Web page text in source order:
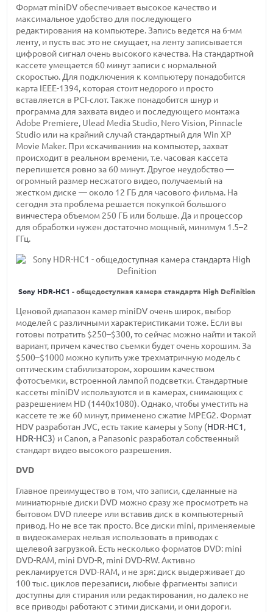
Формат miniDV обеспечивает высокое качество и
максимальное удобство для последующего
редактирования на компьютере. Запись ведется на 6-мм
ленту, и пусть вас это не смущает, на ленту записывается
цифровой сигнал очень высокого качества. На стандартной
кассете умещается 60 минут записи с нормальной
скоростью. Для подключения к компьютеру понадобится
карта IEEE-1394, которая стоит недорого и просто
вставляется в PCI-слот. Также понадобится шнур и
программа для захвата видео и последующего монтажа
Adobe Premiere, Ulead Media Studio, Nero Vision, Pinnacle
Studio или на крайний случай стандартный для Win XP
Movie Maker. При «скачивании» на компьютер, захват
происходит в реальном времени, т.е. часовая кассета
перепишется ровно за 60 минут. Другое неудобство —
огромный размер несжатого видео, получаемый на
жестком диске — около 12 ГБ для часового фильма. На
сегодня эта проблема решается покупкой большого
винчестера объемом 250 ГБ или больше. Да и процессор
для обработки нужен достаточно мощный, минимум 1.5–2
ГГц.
Sony HDR-HC1 - общедоступная камера стандарта High Definition
Ценовой диапазон камер miniDV очень широк, выбор
моделей с различными характеристиками тоже. Если вы
готовы потратить $250–$300, то сейчас можно найти и такой
вариант, причем качество съемки будет очень хорошим. За
$500–$1000 можно купить уже трехматричную модель с
оптическим стабилизатором, хорошим качеством
фотосъемки, встроенной лампой подсветки. Стандартные
кассеты miniDV используются и в камерах, снимающих с
разрешением HD (1440x1080). Однако, чтобы уместить на
кассете те же 60 минут, применено сжатие MPEG2. Формат
HDV разработан JVC, есть такие камеры у Sony (HDR-HC1,
HDR-HC3) и Canon, а Panasonic разработал собственный
стандарт видео высокого разрешения.
DVD
Главное преимущество в том, что записи, сделанные на
миниатюрные диски DVD можно сразу же просмотреть на
бытовом DVD плеере или вставив диск в компьютерный
привод. Но не все так просто. Все диски mini, применяемые
в видеокамерах нельзя использовать в приводах с
щелевой загрузкой. Есть несколько форматов DVD: mini
DVD-RAM, mini DVD-R, mini DVD-RW. Активно
рекламируется DVD-RAM, и не зря: диск выдерживает до
100 тыс. циклов перезаписи, любые фрагменты записи
доступны для стирания или редактирования, но далеко не
все приводы работают с этими дисками, и они дороги.